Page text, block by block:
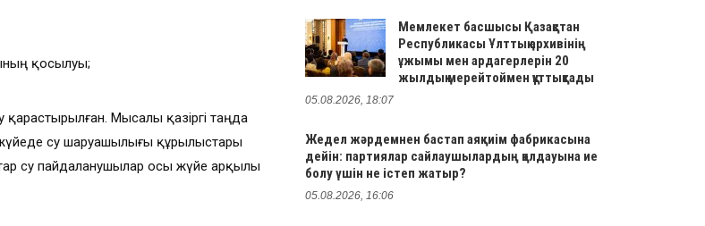
қосылуы;
Мысалы қазіргі таңда
су шаруашылығы құрылыстары
су пайдаланушылар осы жүйе арқылы
Мемлекет басшысы Қазақстан
Республикасы Ұлттық архивінің
ұжымы мен ардагерлерін 20
жылдық мерейтоймен құттықтады
05.08.2026, 18:07
Жедел жәрдемнен бастап аяқкиім фабрикасына
дейін: партиялар сайлаушылардың қолдауына ие
болу үшін не істеп жатыр?
05.08.2026, 16:06